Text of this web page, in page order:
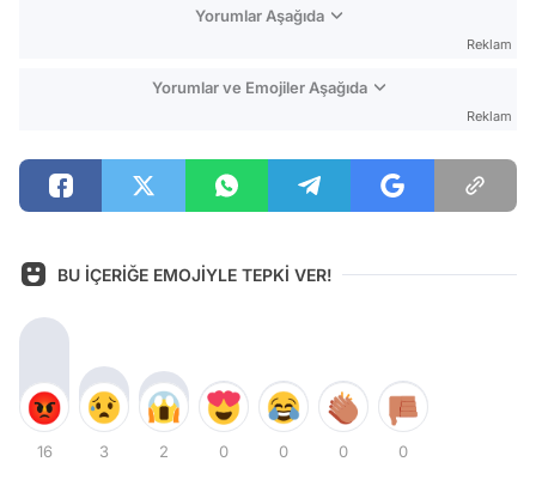
Yorumlar Aşağıda
Reklam
Yorumlar ve Emojiler Aşağıda
Reklam
BU İÇERİĞE EMOJİYLE TEPKİ VER!
16 3 2 0 0 0 0